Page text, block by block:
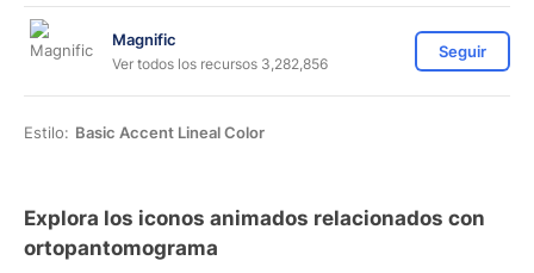
Magnific
Ver todos los recursos 3,282,856
Seguir
Estilo: Basic Accent Lineal Color
Explora los iconos animados relacionados con
ortopantomograma